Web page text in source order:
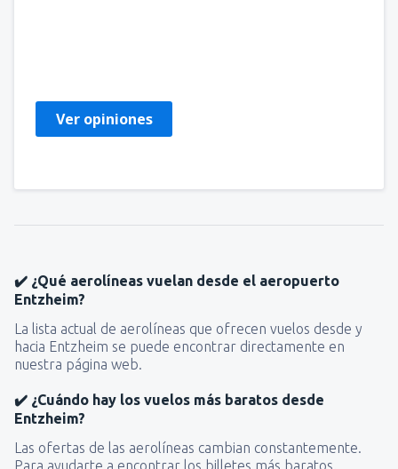
Ver opiniones
✔️ ¿Qué aerolíneas vuelan desde el aeropuerto
Entzheim?
La lista actual de aerolíneas que ofrecen vuelos desde y
hacia Entzheim se puede encontrar directamente en
nuestra página web.
✔️ ¿Cuándo hay los vuelos más baratos desde
Entzheim?
Las ofertas de las aerolíneas cambian constantemente.
Para ayudarte a encontrar los billetes más baratos,